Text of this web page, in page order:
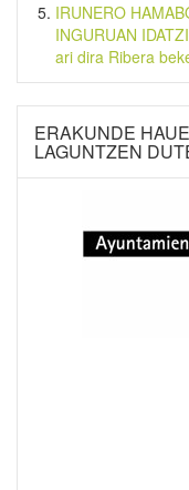
IRUNERO
INGURUAN
ari dira Ribera
ERAKUNDE
LAGUNTZEN